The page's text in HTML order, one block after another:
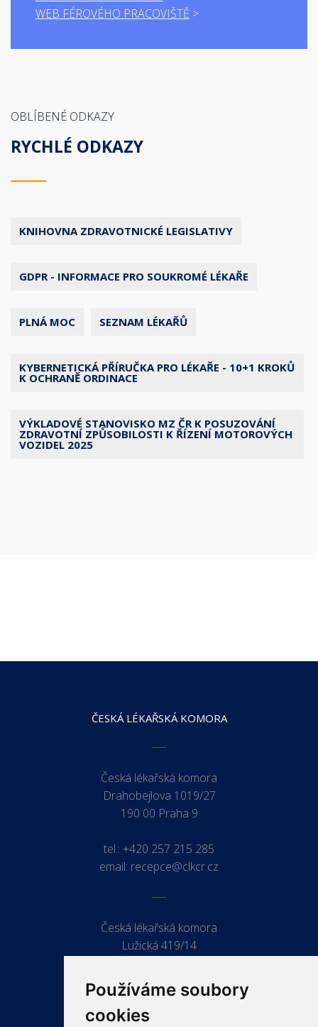
Používáme soubory
cookies
WEB FÉROVÉHO PRACOVIŠTĚ
OBLÍBENÉ ODKAZY
RYCHLÉ ODKAZY
KNIHOVNA ZDRAVOTNICKÉ LEGISLATIVY
GDPR - INFORMACE PRO SOUKROMÉ LÉKAŘE
PLNÁ MOC SEZNAM LÉKAŘŮ
KYBERNETICKÁ PŘÍRUČKA PRO LÉKAŘE - 10+1 KROKŮ
K OCHRANĚ ORDINACE
VÝKLADOVÉ STANOVISKO MZ ČR K POSUZOVÁNÍ
ZDRAVOTNÍ ZPŮSOBILOSTI K ŘÍZENÍ MOTOROVÝCH
VOZIDEL 2025
ČESKÁ LÉKAŘSKÁ KOMORA
Česká lékařská komora
Drahobejlova 1019/27
190 00 Praha 9
tel.: +420 257 215 285
email: recepce@clkcr.cz
Česká lékařská komora
Lužická 419/14